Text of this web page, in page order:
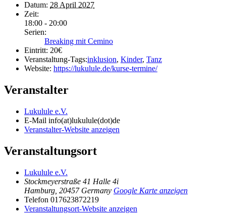
Datum: 28 April 2027
Zeit:
18:00 - 20:00
Serien:
Breaking mit Cemino
Eintritt: 20€
Veranstaltung-Tags:inklusion, Kinder, Tanz
Website: https://lukulule.de/kurse-termine/
Veranstalter
Lukulule e.V.
E-Mail info(at)lukulule(dot)de
Veranstalter-Website anzeigen
Veranstaltungsort
Lukulule e.V.
Stockmeyerstraße 41 Halle 4i
Hamburg 20457 Germany Google Karte anzeigen
Telefon 017623872219
Veranstaltungsort-Website anzeigen